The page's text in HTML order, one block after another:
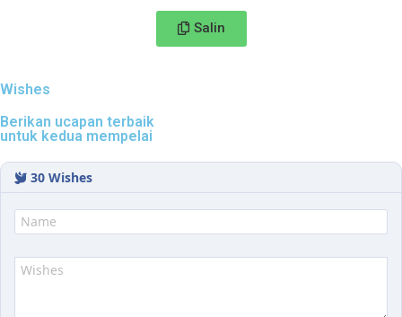
Salin
Wishes
Berikan ucapan terbaik
untuk kedua mempelai
30 Wishes